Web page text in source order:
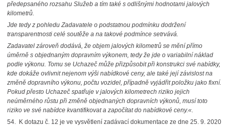
předepsaného rozsahu Služeb a tím také s odlišnými hodnotami jalových
kilometrů.
Jde tedy z pohledu Zadavatele o podstatnou podmínku dodržení
transparentnosti celé soutěže a na takové podmínce setrvává.
Zadavatel zároveň dodává, že objem jalových kilometrů se mění přímo
úměrně s objednaným dopravním výkonem, tedy že jde o variabilní náklad
podle výkonu. Tomu se Uchazeč může přizpůsobit při konstrukci své nabídky,
kde dokáže ovlivnit nejenom výši nabídkové ceny, ale také její závislost na
změně dopravního výkonu, počtu vozidel, případně vyjádřit položku jako fixní.
Pokud přesto Uchazeč spatřuje v jalových kilometrech riziko jejich
neúměrného růstu při změně objednaných dopravních výkonů, musí toto
riziko ve své nabídce kvantifikovat a započítat do nabídkové ceny.«.
54. K dotazu č. 12 je ve vysvětlení zadávací dokumentace ze dne 25. 9. 2020